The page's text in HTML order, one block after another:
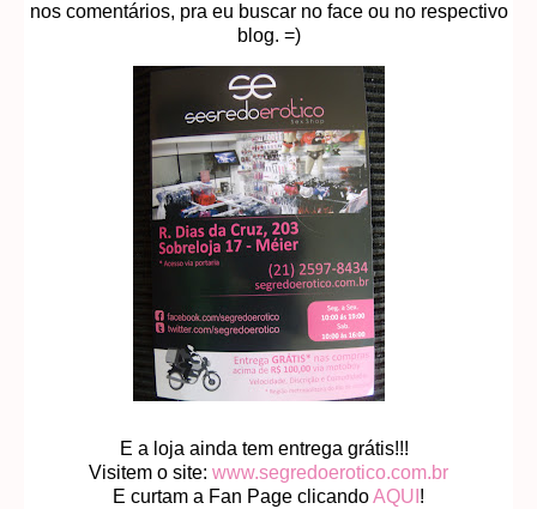
nos comentários, pra eu buscar no face ou no respectivo
blog. =)
E a loja ainda tem entrega grátis!!!
Visitem o site: www.segredoerotico.com.br
E curtam a Fan Page clicandoAQUI !